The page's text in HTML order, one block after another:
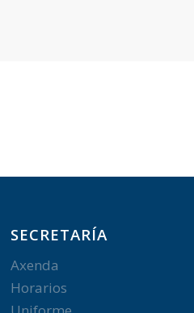
SECRETARÍA
Axenda
Horarios